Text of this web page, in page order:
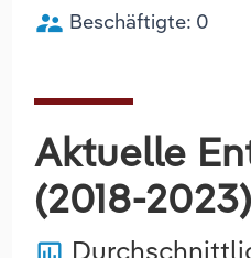
supervisor_account Beschäftigte: 0
Aktuelle
(2018-2023)